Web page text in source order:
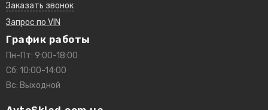
Заказать звонок
Запрос по VIN
График работы
Пн-Пт: 9:00-18:00
Сб: 10:00-14:00
Вс: Выходной